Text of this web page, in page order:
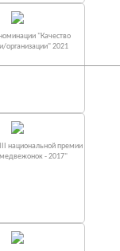
"Качество
организации" 2021
национальной премии
- 2017"